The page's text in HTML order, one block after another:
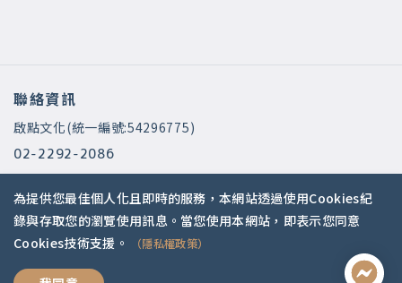
聯絡資訊
啟點文化(統一編號:54296775)
02-2292-2086
service@koob.com.tw
服務時間
週一至週五 10:00-18:00
國定假日公休
為提供您最佳個人化且即時的服務，本網站透過使用Cookies紀
錄與存取您的瀏覽使用訊息。當您使用本網站，即表示您同意
Cookies技術支援。
（隱私權政策）